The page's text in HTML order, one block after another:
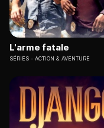
L'arme fatale
SÉRIES ACTION & AVENTURE